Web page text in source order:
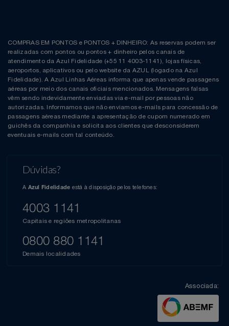
COMPRAS EM PONTOS e PONTOS + DINHEIRO: As reservas podem ser
realizadas com pontos ou pontos + dinheiro pelos canais de
atendimento da Azul Fidelidade (+55 11 4003-1141), lojas físicas,
aeroportos, aplicativos ou pelo website da AZUL (logado na Azul
Fidelidade). A Azul Linhas Aéreas informa que apenas vende passagens
aéreas por meio dos canais oficiais mencionados. Mensagens falsas
vêm sendo indevidamente enviadas via e-mail por pessoas não
autorizadas. Informamos que não enviamos e-mails para concessão de
passagens aéreas mediante a apresentação de cupom numerado em
guichês da companhia e solicita aos clientes que desconsiderem
eventuais e-mails com tal conteúdo.
Dúvidas?
A Azul Fidelidade está à disposição pelos telefones:
4003 1141
Capitais e regiões metropolitanas
0800 880 1141
Demais localidades
Associada: